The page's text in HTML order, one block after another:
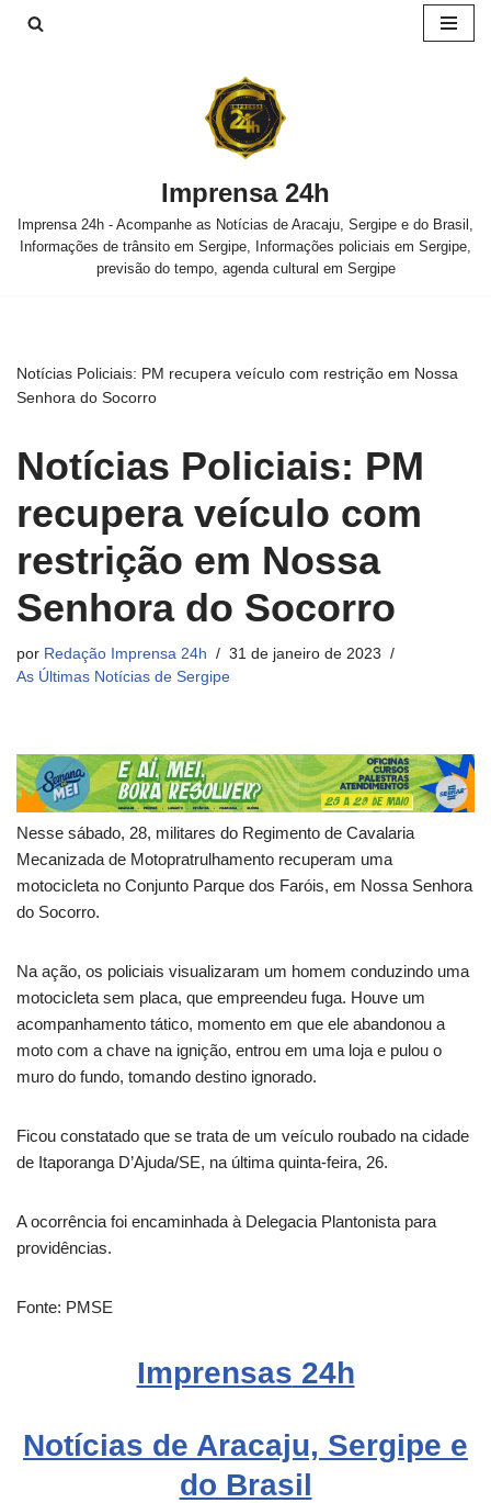
Imprensa 24h
Imprensa 24h - Acompanhe as Notícias de Aracaju, Sergipe e do Brasil,
Informações de trânsito em Sergipe, Informações policiais em Sergipe,
previsão do tempo, agenda cultural em Sergipe
Notícias Policiais: PM recupera veículo com restrição em Nossa
Senhora do Socorro
Notícias Policiais: PM
recupera veículo com
restrição em Nossa
Senhora do Socorro
por Redação Imprensa 24h
31 de janeiro de 2023
As Últimas Notícias de Sergipe
Nesse sábado, 28, militares do Regimento de Cavalaria
Mecanizada de Motopratrulhamento recuperam uma
motocicleta no Conjunto Parque dos Faróis, em Nossa Senhora
do Socorro.
Na ação, os policiais visualizaram um homem conduzindo uma
motocicleta sem placa, que empreendeu fuga. Houve um
acompanhamento tático, momento em que ele abandonou a
moto com a chave na ignição, entrou em uma loja e pulou o
muro do fundo, tomando destino ignorado.
Ficou constatado que se trata de um veículo roubado na cidade
de Itaporanga D’Ajuda/SE, na última quinta-feira, 26.
A ocorrência foi encaminhada à Delegacia Plantonista para
providências.
Fonte: PMSE
Imprensas 24h
Notícias de Aracaju, Sergipe e
do Brasil